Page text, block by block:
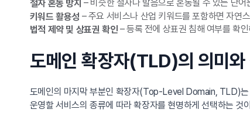
철자 혼동 방지 – 비슷한 철자나 발음으로 혼동될 수 있는 단
키워드 활용성 – 주요 서비스나 산업 키워드를 포함하면 자연스
법적 제약 및 상표권 확인 – 등록 전에 상표권 침해 여부를 확
도메인 확장자(TLD)의 의미와
도메인의 마지막 부분인 확장자(Top-Level Domain, TLD)는
운영할 서비스의 종류에 따라 확장자를 현명하게 선택하는 것